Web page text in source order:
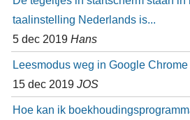
taalinstelling Nederlands is...
5 dec 2019 Hans
Leesmodus weg in Google
15 dec 2019 JOS
Hoe kan ik